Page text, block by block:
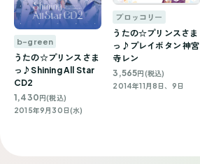
b-green
うたの☆プリンスさま
っ♪Shining All Star
CD2
1,430円(税込)
2015年9月30日(水)
ブロッコリー
うたの☆プリンスさま
っ♪プレイボタン 神宮
寺レン
3,565円(税込)
2014年11月8日、9日